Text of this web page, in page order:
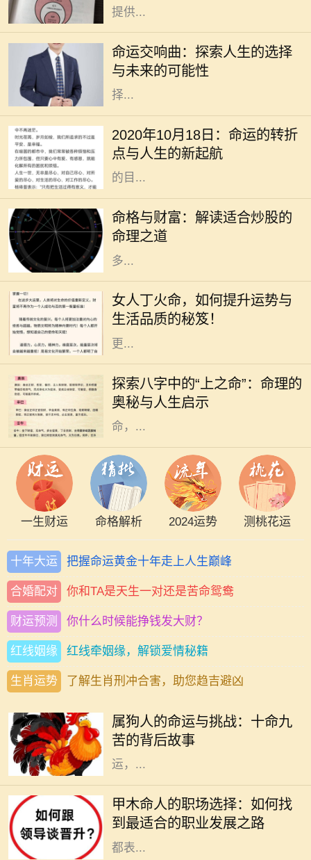
提供...
命运交响曲：探索人生的选择
与未来的可能性
在这个快节奏的时代，许多人常常感
到迷茫，甚至对未来充满了担忧。电
影《命运交响曲》通过一段跌宕起伏
的故事，引导观众深入思考人生的选
择...
2020年10月18日：命运的转折
点与人生的新起航
2020年10月18日，作为一个看似普
通的日子，却在不知不觉中成了许多
人生活的转折点。在这个时代高速发
展的背景下，我们总是忙于追逐眼前
的目...
命格与财富：解读适合炒股的
命理之道
在现代社会，股市作为一种重要的投
资方式，吸引了越来越多的人参与。
然而，炒股不仅仅是简单地买入和卖
出，更是与个人的命理息息相关。许
多...
女人丁火命，如何提升运势与
生活品质的秘笈！
在中国传统命理学中，丁火命代表了
热情、温暖和灵动。对于女人来说，
丁火命的特质使她们充满了活力和魅
力。但是，要想在生活和事业中实现
更...
探索八字中的“上之命”：命理的
奥秘与人生启示
在中国传统命理学中，每个人的出生
时刻可以用八字来描述，而八字又可
以分为多种命格，其中“上之命”便是
一种颇具神秘色彩的命格。上之
命，...
一生财运 命格解析 2024运势 测桃花运
十年大运 把握命运黄金十年走上人生巅峰
合婚配对 你和TA是天生一对还是苦命鸳鸯
财运预测 你什么时候能挣钱发大财？
红线姻缘 红线牵姻缘，解锁爱情秘籍
生肖运势 了解生肖刑冲合害，助您趋吉避凶
属狗人的命运与挑战：十命九
苦的背后故事
在中国传统文化中，属狗的人常常被
然而，许多人并不知道的是，属狗的
命人常常面临着“十命九苦”的命
运，...
甲木命人的职场选择：如何找
到最适合的职业发展之路
在古老的命理学中，甲木是五行之
一，象征着生机、成长和发展。甲木
命的人如同春天的树木，充满了生命
力和创造力。他们在人际关系中通常
都表...